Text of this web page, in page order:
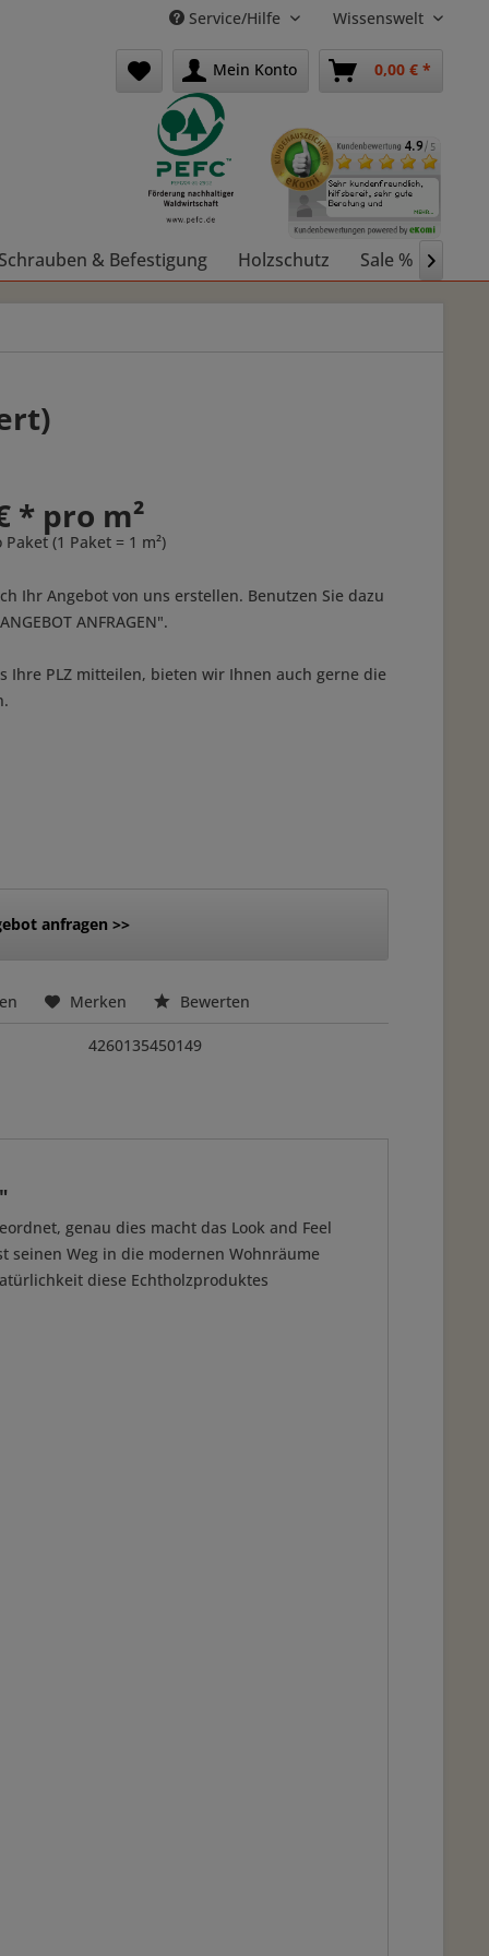
Service/Hilfe Wissenswelt
Mein Konto 0,00 € *
& Befestigung Holzschutz Sale % 
* pro m²
(1 Paket = 1 m²)
Ihr Angebot von uns erstellen. Benutzen Sie dazu
ANFRAGEN".
Ihre PLZ mitteilen, bieten wir Ihnen auch gerne die
anfragen >>
Merken Bewerten
4260135450149
genau dies macht das Look and Feel
seinen Weg in die modernen Wohnräume
diese Echtholzproduktes